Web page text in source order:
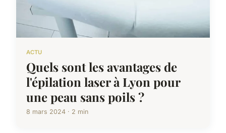
ACTU
Quels sont les avantages de
l'épilation laser à Lyon pour
une peau sans poils ?
8 mars 2024 · 2 min